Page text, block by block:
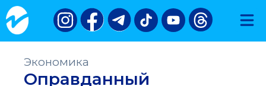
Экономика
Оправданный